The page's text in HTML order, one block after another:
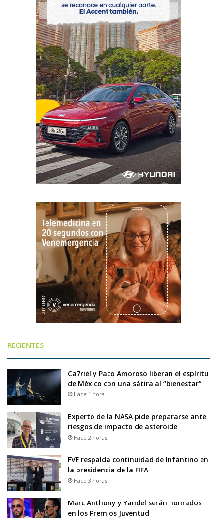
RECIENTES
Ca7riel y Paco Amoroso liberan el espíritu
de México con una sátira al “bienestar”
Hace 1 hora
Experto de la NASA pide prepararse ante
riesgos de impacto de asteroide
Hace 2 horas
FVF respalda continuidad de Infantino en
la presidencia de la FIFA
Hace 3 horas
Marc Anthony y Yandel serán honrados
en los Premios Juventud